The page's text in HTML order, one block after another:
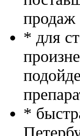
продаж
* для
*